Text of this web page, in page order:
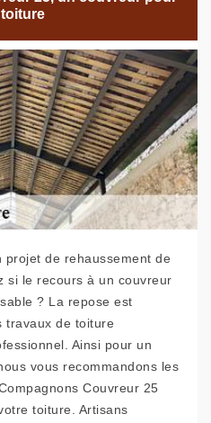
projet de rehaussement de
si le recours à un couvreur
? La repose est
travaux de toiture
Ainsi pour un
vous recommandons les
Couvreur 25
toiture. Artisans